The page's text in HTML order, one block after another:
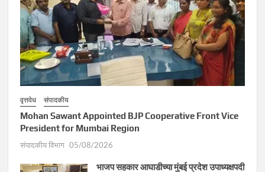
वृत्तवेध संपादकीय
Mohan Sawant Appointed BJP Cooperative Front Vice
President for Mumbai Region
संपादकीय विभाग 05/08/2026
भाजप सहकार आघाडीच्या मुंबई प्रदेश उपाध्यक्षपदी